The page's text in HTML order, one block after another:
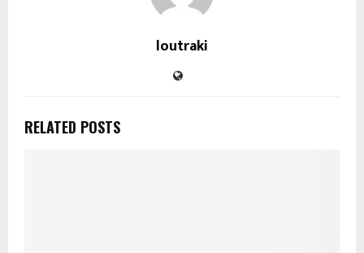
loutraki
RELATED POSTS